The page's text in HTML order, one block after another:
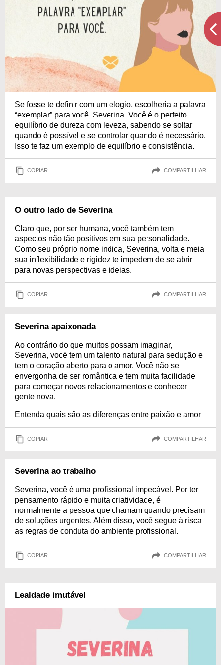
Se fosse te definir com um elogio, escolheria a palavra
“exemplar” para você, Severina. Você é o perfeito
equilíbrio de dureza com leveza, sabendo se soltar
quando é possível e se controlar quando é necessário.
Isso te faz um exemplo de equilíbrio e consistência.
COPIAR COMPARTILHAR
O outro lado de Severina
Claro que, por ser humana, você também tem
aspectos não tão positivos em sua personalidade.
Como seu próprio nome indica, Severina, volta e meia
sua inflexibilidade e rigidez te impedem de se abrir
para novas perspectivas e ideias.
COPIAR COMPARTILHAR
Severina apaixonada
Ao contrário do que muitos possam imaginar,
Severina, você tem um talento natural para sedução e
tem o coração aberto para o amor. Você não se
envergonha de ser romântica e tem muita facilidade
para começar novos relacionamentos e conhecer
gente nova.
Entenda quais são as diferenças entre paixão e amor
COPIAR COMPARTILHAR
Severina ao trabalho
Severina, você é uma profissional impecável. Por ter
pensamento rápido e muita criatividade, é
normalmente a pessoa que chamam quando precisam
de soluções urgentes. Além disso, você segue à risca
as regras de conduta do ambiente profissional.
COPIAR COMPARTILHAR
Lealdade imutável